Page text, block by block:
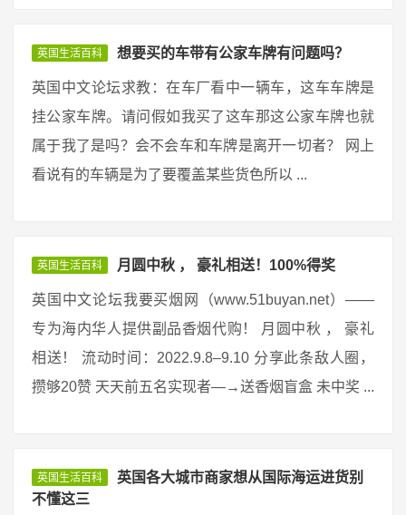
英国生活百科 想要买的车带有公家车牌有问题吗？
英国中文论坛求教：在车厂看中一辆车，这车车牌是
挂公家车牌。请问假如我买了这车那这公家车牌也就
属于我了是吗？会不会车和车牌是离开一切者？ 网上
看说有的车辆是为了要覆盖某些货色所以 ...
英国生活百科 月圆中秋 ， 豪礼相送！100%得奖
英国中文论坛我要买烟网（www.51buyan.net）——
专为海内华人提供副品香烟代购！ 月圆中秋 ， 豪礼
相送！ 流动时间：2022.9.8–9.10 分享此条敌人圈，
攒够20赞 天天前五名实现者—→送香烟盲盒 未中奖 ...
英国生活百科
英国各大城市商家想从国际海运进货别
不懂这三